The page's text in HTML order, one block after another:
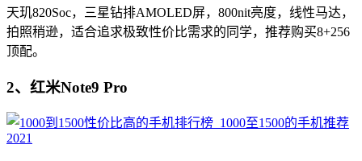
天玑820Soc，三星钻排AMOLED屏，800nit亮度，线性马达，
拍照稍逊，适合追求极致性价比需求的同学，推荐购买8+256
顶配。
2、红米Note9 Pro